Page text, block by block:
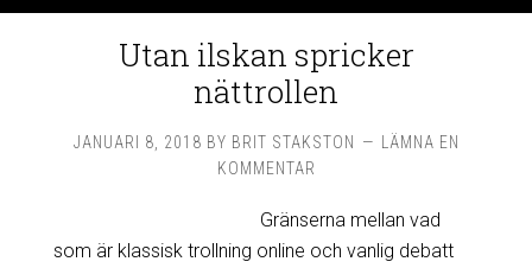
Utan ilskan spricker
nättrollen
JANUARI 8, 2018 BY BRIT STAKSTON
LÄMNA EN
KOMMENTAR
Gränserna mellan vad
som är klassisk trollning online och vanlig debatt